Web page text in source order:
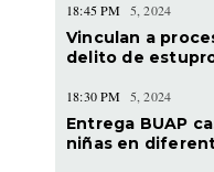
18:45 PM 5, 2024
Vinculan a
delito de
18:30 PM 5, 2024
Entrega BUAP
niñas en